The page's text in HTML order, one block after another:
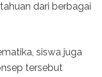
dari berbagai
siswa juga
tersebut